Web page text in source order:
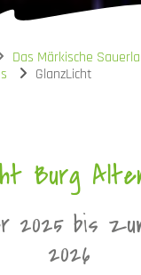
Das Märkische
GlanzLicht
Burg
2025 bis
2026